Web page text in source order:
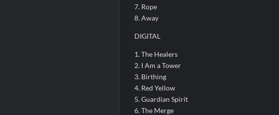
7. Rope
8. Away
DIGITAL
1. The Healers
2. I Am a Tower
3. Birthing
4. Red Yellow
5. Guardian Spirit
6. The Merge